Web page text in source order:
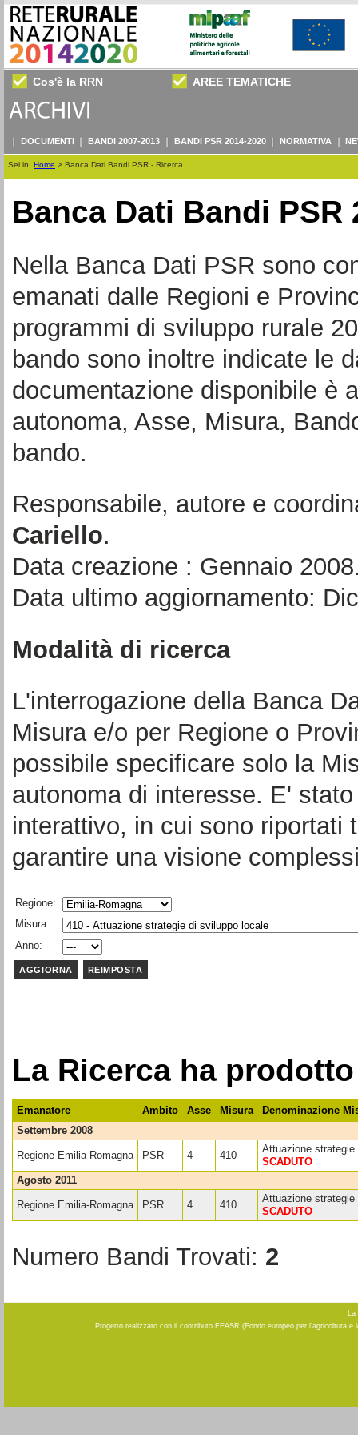
Cos'è la RRN AREE TEMATICHE
DOCUMENTI BANDI 2007-2013 BANDI PSR 2014-2020 NORMATIVA
Sei in: Home > Banca Dati Bandi PSR - Ricerca
Banca Dati Bandi PSR
Nella Banca Dati PSR sono
emanati dalle Regioni e
programmi di sviluppo rurale
bando sono inoltre indicate le
documentazione disponibile è
autonoma, Asse, Misura,
bando.
Responsabile, autore e
Cariello.
Data creazione : Gennaio
Data ultimo aggiornamento:
Modalità di ricerca
L'interrogazione della Banca
Misura e/o per Regione o
possibile specificare solo la
autonoma di interesse. E'
interattivo, in cui sono riportati
garantire una visione
Regione:
Misura:
Anno:
La Ricerca ha
Emanatore Ambito Asse Misura
Denominazione
settembre 2008
Regione Emilia-Romagna PSR 4 410
Attuazione
SCADUTO
agosto 2011
Regione Emilia-Romagna PSR 4 410
Attuazione
SCADUTO
Numero Bandi Trovati: 2
Progetto realizzato con il contributo FEASR (Fondo europeo per l'agricoltura